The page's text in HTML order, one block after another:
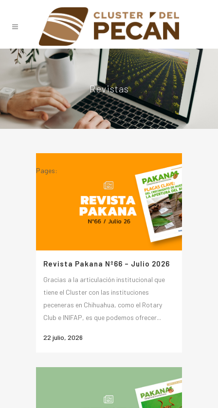
Revistas
Revista Pakana Nº66 – Julio 2026
Gracias a la articulación institucional que
tiene el Cluster con las instituciones
peceneras en Chihuahua, como el Rotary
Club e INIFAP, es que podemos ofrecer...
22 julio, 2026
Pages: